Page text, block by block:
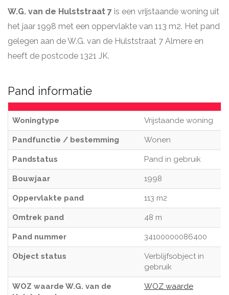
W.G. van de Hulststraat 7 is een vrijstaande woning uit
het jaar 1998 met een oppervlakte van 113 m2. Het pand
gelegen aan de W.G. van de Hulststraat 7 Almere en
heeft de postcode 1321 JK.
Pand informatie
Woningtype Vrijstaande woning
Pandfunctie / bestemming Wonen
Pandstatus Pand in gebruik
Bouwjaar 1998
Oppervlakte pand 113 m2
Omtrek pand 48 m
Pand nummer 34100000086400
Object status
Verblijfsobject in
gebruik
WOZ waarde W.G. van de
WOZ waarde